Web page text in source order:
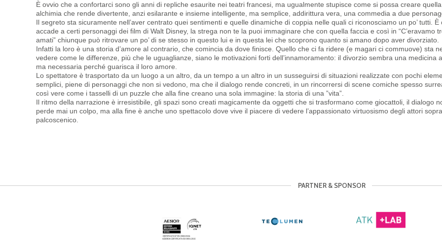
È ovvio che a confortarci sono gli anni di repliche esaurite nei teatri francesi, ma ugualmente stupisce come si possa creare quella
alchimia che rende divertente, anzi esilarante e insieme intelligente, ma semplice, addirittura vera, una commedia a due
Il segreto sta sicuramente nell’aver centrato quei sentimenti e quelle dinamiche di coppia nelle quali ci riconosciamo un po’ tutti. È
accade a certi personaggi dei film di Walt Disney, la strega non te la puoi immaginare che con quella faccia e così in “C’eravamo
amati” chiunque può ritrovare un po’ di se stesso in questo lui e in questa lei che scoprono quanto si amano dopo aver divorziato.
Infatti la loro è una storia d’amore al contrario, che comincia da dove finisce. Quello che ci fa ridere (e magari ci commuove) sta
vedere come le differenze, più che le uguaglianze, siano le motivazioni forti dell’innamoramento: il divorzio sembra una medicina
ma necessaria perché guarisca il loro amore.
Lo spettatore è trasportato da un luogo a un altro, da un tempo a un altro in un susseguirsi di situazioni realizzate con pochi
semplici, piene di personaggi che non si vedono, ma che il dialogo rende concreti, in un rincorrersi di scene comiche spesso
così vere come i tasselli di un puzzle che alla fine creano una sola immagine: la storia di una ”vita”.
Il ritmo della narrazione è irresistibile, gli spazi sono creati magicamente da oggetti che si trasformano come giocattoli, il dialogo
perde mai un colpo, ma alla fine è anche uno spettacolo dove vive il piacere di vedere l’appassionato virtuosismo degli attori
palcoscenico.
PARTNER & SPONSOR